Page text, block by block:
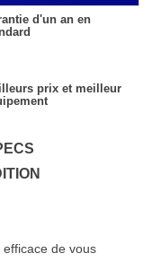
d'un an en
prix et meilleur
de vous